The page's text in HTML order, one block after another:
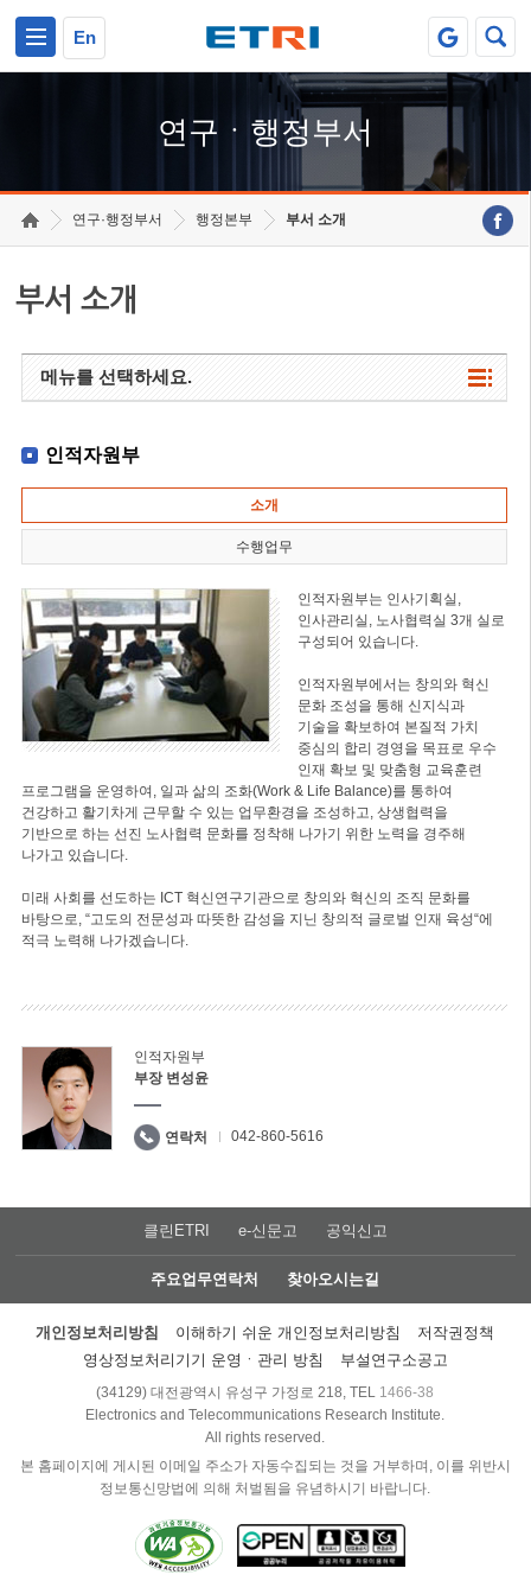
En
연구ㆍ행정부서
연구·행정부서 행정본부 부서 소개
부서 소개
메뉴를 선택하세요.
인적자원부
소개
수행업무
인적자원부는 인사기획실,
인사관리실, 노사협력실 3개 실로
구성되어 있습니다.
인적자원부에서는 창의와 혁신
문화 조성을 통해 신지식과
기술을 확보하여 본질적 가치
중심의 합리 경영을 목표로 우수
인재 확보 및 맞춤형 교육훈련
프로그램을 운영하여, 일과 삶의 조화(Work & Life Balance)를 통하여
건강하고 활기차게 근무할 수 있는 업무환경을 조성하고, 상생협력을
기반으로 하는 선진 노사협력 문화를 정착해 나가기 위한 노력을 경주해
나가고 있습니다.
미래 사회를 선도하는 ICT 혁신연구기관으로 창의와 혁신의 조직 문화를
바탕으로, “고도의 전문성과 따뜻한 감성을 지닌 창의적 글로벌 인재 육성“에
적극 노력해 나가겠습니다.
인적자원부
부장 변성윤
연락처 042-860-5616
클린ETRI e-신문고 공익신고
주요업무연락처 찾아오시는길
개인정보처리방침 이해하기 쉬운 개인정보처리방침
저작권정책
영상정보처리기기 운영ㆍ관리 방침
부설연구소공고
(34129) 대전광역시 유성구 가정로 218, TEL 1466-38
Electronics and Telecommunications Research Institute.
All rights reserved.
본 홈페이지에 게시된 이메일 주소가 자동수집되는 것을 거부하며, 이를 위반시
정보통신망법에 의해 처벌됨을 유념하시기 바랍니다.